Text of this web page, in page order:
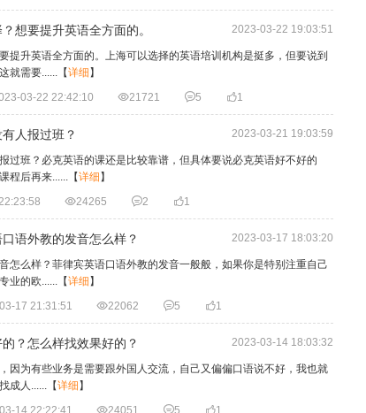
想要提升英语全方面的。 2023-03-22 19:03:51
提升英语全方面的。上海可以选择的英语培训机构是挺多，但要说到
就需要...... 【详细 】
03-22 22:42:10 21721 5 1
人报过班？ 2023-03-21 19:03:59
过班？必克英语的课还是比较靠谱，但具体要说必克英语好不好的
程后再来...... 【详细 】
24265 2 1
语外教的发音怎么样？ 2023-03-17 18:03:20
怎么样？菲律宾英语口语外教的发音一般般，如果你是特别注重自己
业的欧...... 【详细 】
17 21:31:51 22062 5 1
？怎么样找效果好的？ 2023-03-14 18:03:32
因为有些业务是需要跟外国人交流，自己又偏偏口语说不好，我也就
成人...... 【详细 】
14 22:22:41 24051 5 1